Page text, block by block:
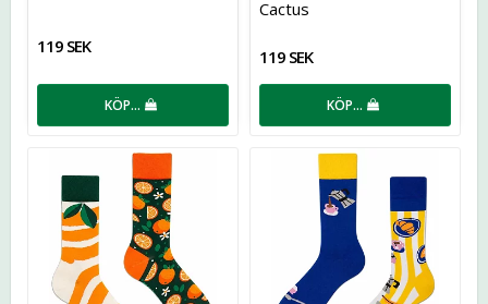
119 SEK
KÖP…
Cactus
119 SEK
KÖP…